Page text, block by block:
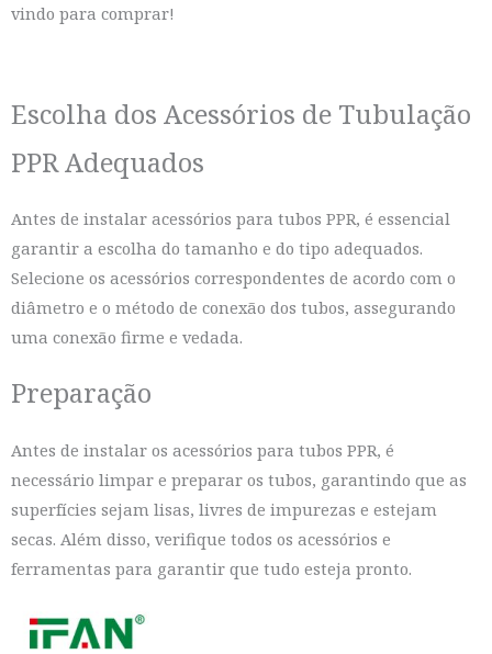
vindo para comprar!
Escolha dos Acessórios de Tubulação
PPR Adequados
Antes de instalar acessórios para tubos PPR, é essencial
garantir a escolha do tamanho e do tipo adequados.
Selecione os acessórios correspondentes de acordo com o
diâmetro e o método de conexão dos tubos, assegurando
uma conexão firme e vedada.
Preparação
Antes de instalar os acessórios para tubos PPR, é
necessário limpar e preparar os tubos, garantindo que as
superfícies sejam lisas, livres de impurezas e estejam
secas. Além disso, verifique todos os acessórios e
ferramentas para garantir que tudo esteja pronto.